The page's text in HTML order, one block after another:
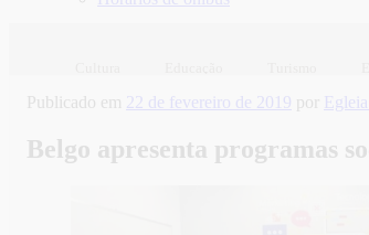
Publicado em 22 de fevereiro de 2019 por
Belgo apresenta programas